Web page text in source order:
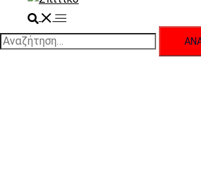
SearchToggle
menu
Αναζήτηση